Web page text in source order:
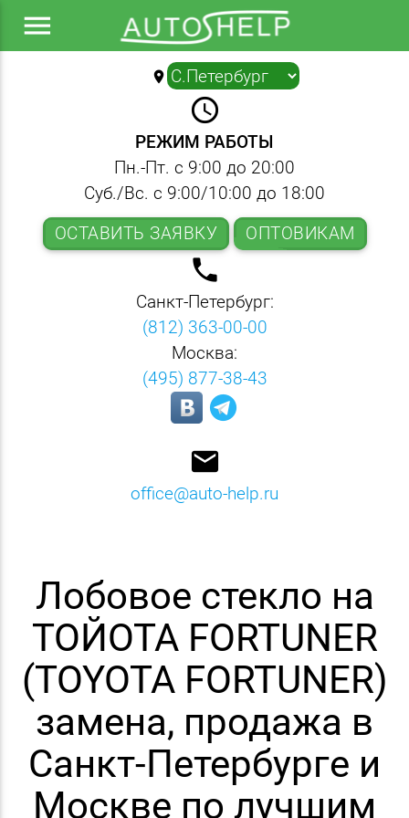
menu
location_on ▼
query_builder
РЕЖИМ РАБОТЫ
Пн.-Пт. с 9:00 до 20:00
Суб./Вс. с 9:00/10:00 до 18:00
ОСТАВИТЬ ЗАЯВКУ
ОПТОВИКАМ
local_phone
Санкт-Петербург:
(812) 363-00-00
Москва:
(495) 877-38-43
email
office@auto-help.ru
Лобовое стекло на
ТОЙОТА FORTUNER
(TOYOTA FORTUNER)
замена, продажа в
Санкт-Петербурге и
Москве по лучшим